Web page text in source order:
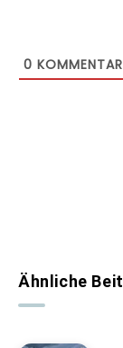
0
Ähnliche